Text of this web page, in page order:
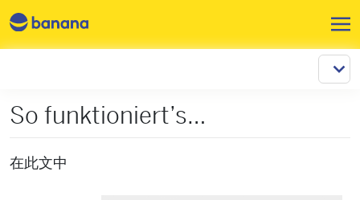
So funktioniert’s…
在此文中